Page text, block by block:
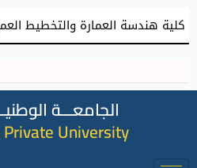
الجامعـــة
University